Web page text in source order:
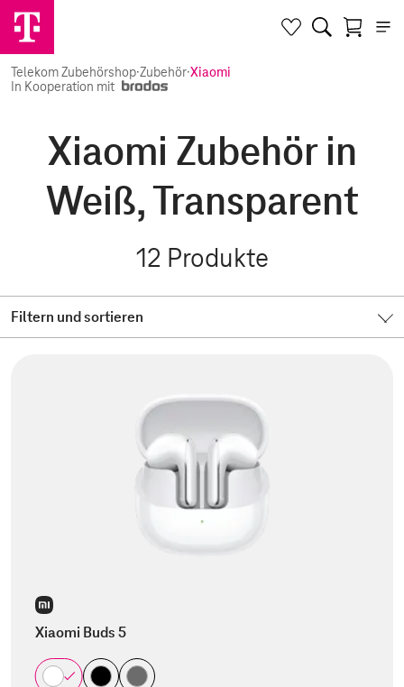
Telekom Zubehörshop·Zubehör·Xiaomi
In Kooperation mit
Xiaomi Zubehör in
Weiß, Transparent
12 Produkte
Filtern und sortieren
Xiaomi Buds 5